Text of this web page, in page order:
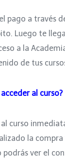
pago a través
Luego te
a la
de tus
al curso?
curso
la
podrás ver el